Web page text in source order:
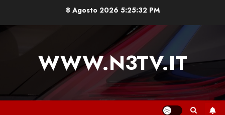
8 Agosto 2026 5:25:33 PM
WWW.N3TV.IT